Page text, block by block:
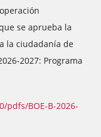
se aprueba la
la ciudadanía de
2027: Programa
pdfs/BOE-B-2026-